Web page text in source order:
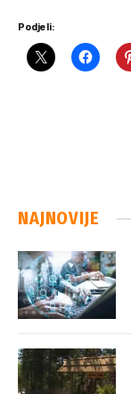
Podjeli:
NAJNOVIJE